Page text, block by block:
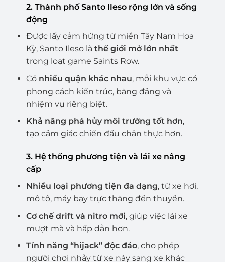
2. Thành phố Santo Ileso rộng lớn và sống
động
Được lấy cảm hứng từ miền Tây Nam Hoa
Kỳ, Santo Ileso là thế giới mở lớn nhất
trong loạt game Saints Row.
Có nhiều quận khác nhau, mỗi khu vực có
phong cách kiến trúc, băng đảng và
nhiệm vụ riêng biệt.
Khả năng phá hủy môi trường tốt hơn,
tạo cảm giác chiến đấu chân thực hơn.
3. Hệ thống phương tiện và lái xe nâng
cấp
Nhiều loại phương tiện đa dạng, từ xe hơi,
mô tô, máy bay trực thăng đến thuyền.
Cơ chế drift và nitro mới, giúp việc lái xe
mượt mà và hấp dẫn hơn.
Tính năng “hijack” độc đáo, cho phép
người chơi nhảy từ xe này sang xe khác